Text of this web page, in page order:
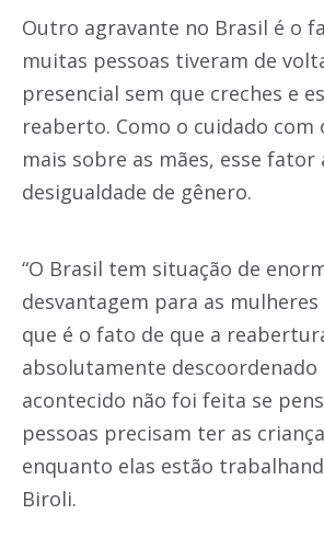
Outro agravante no Brasil é o
muitas pessoas tiveram de
presencial sem que creches e
reaberto. Como o cuidado com
mais sobre as mães, esse fator
desigualdade de gênero.
“O Brasil tem situação de
desvantagem para as
que é o fato de que a
absolutamente descoordenado
acontecido não foi feita se
pessoas precisam ter as
enquanto elas estão
Biroli.